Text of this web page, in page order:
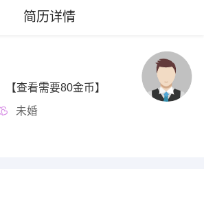
简历详情
【查看需要80金币】
未婚